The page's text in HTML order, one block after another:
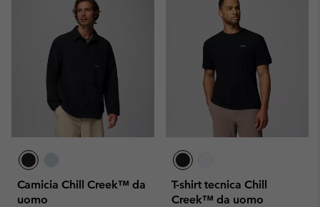
Camicia Chill Creek™ da
uomo
T-shirt tecnica Chill
Creek™ da uomo